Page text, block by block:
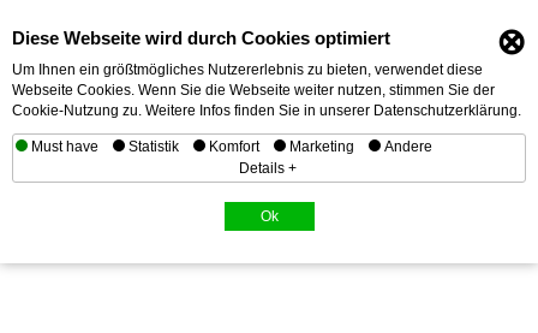
Diese Webseite wird durch Cookies optimiert ⊗
Um Ihnen ein größtmögliches Nutzererlebnis zu bieten, verwendet diese
Webseite Cookies. Wenn Sie die Webseite weiter nutzen, stimmen Sie der
Cookie-Nutzung zu. Weitere Infos finden Sie in unserer Datenschutzerklärung.
Must have Statistik Komfort Marketing
Andere
Details +
Ok